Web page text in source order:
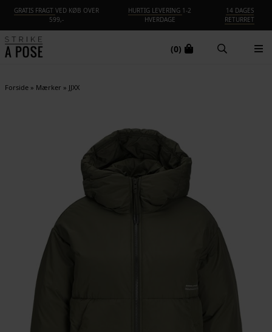
GRATIS FRAGT VED KØB OVER
599,-
HURTIG LEVERING 1-2
HVERDAGE
14 DAGES
RETURRET
(0)
Forside» Mærker » JJXX